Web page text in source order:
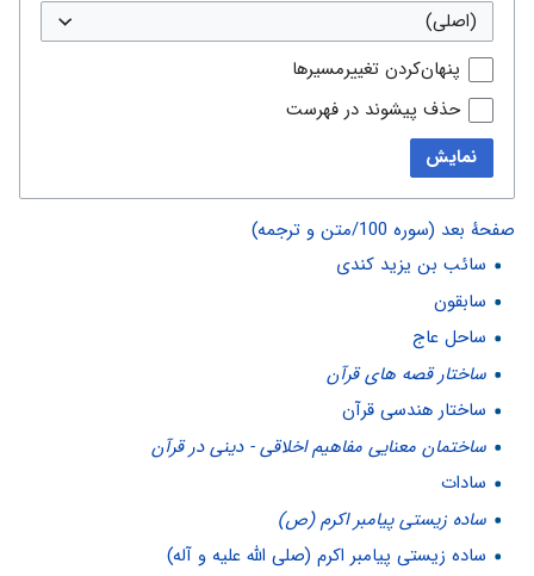
(اصلی)
پنهان‌کردن تغییرمسیرها
حذف پیشوند در فهرست
نمایش
صفحهٔ بعد (سوره 100/متن و ترجمه)
سائب بن یزید کندی
سابقون
ساحل عاج
ساختار قصه های قرآن
ساختار هندسی قرآن
ساختمان معنايى مفاهيم اخلاقى - دينى در قرآن
سادات
ساده زیستی پیامبر اکرم (ص)
ساده زیستی پیامبر اکرم (صلی الله علیه و آله)